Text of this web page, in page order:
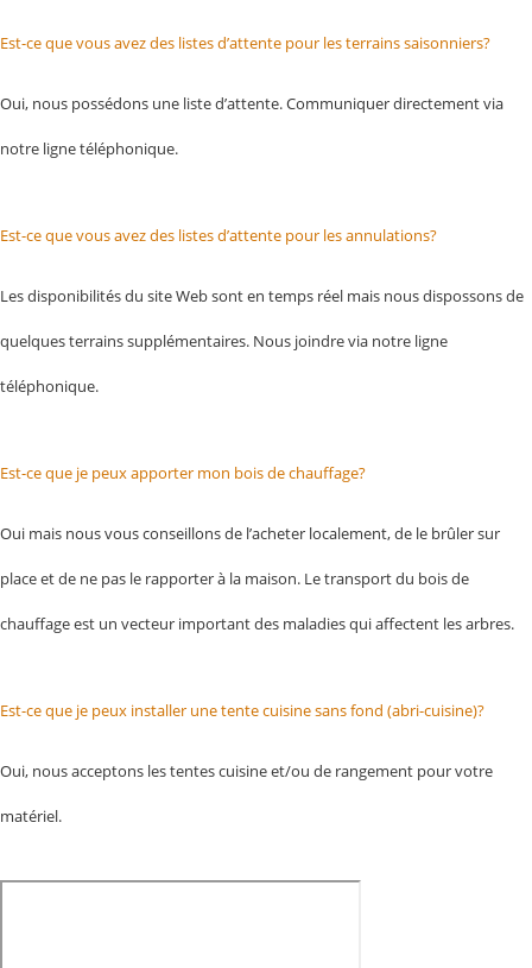
Est-ce que vous avez des listes d’attente pour les terrains saisonniers?
Oui, nous possédons une liste d’attente. Communiquer directement via
notre ligne téléphonique.
Est-ce que vous avez des listes d’attente pour les annulations?
Les disponibilités du site Web sont en temps réel mais nous dispossons de
quelques terrains supplémentaires. Nous joindre via notre ligne
téléphonique.
Est-ce que je peux apporter mon bois de chauffage?
Oui mais nous vous conseillons de l’acheter localement, de le brûler sur
place et de ne pas le rapporter à la maison. Le transport du bois de
chauffage est un vecteur important des maladies qui affectent les arbres.
Est-ce que je peux installer une tente cuisine sans fond (abri-cuisine)?
Oui, nous acceptons les tentes cuisine et/ou de rangement pour votre
matériel.